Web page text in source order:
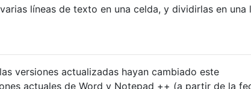
líneas de texto en una celda, y dividirlas en una
versiones actualizadas hayan cambiado este
actuales de Word y Notepad ++ (a partir de la